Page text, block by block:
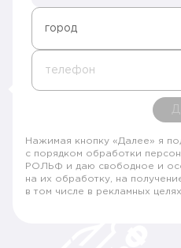
город
телефон
Нажимая кнопку «Далее» я
с порядком обработки
РОЛЬФ и даю свободное и
на их обработку, на
в том числе в рекламных